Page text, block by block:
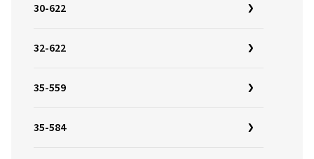
30-622
32-622
35-559
35-584